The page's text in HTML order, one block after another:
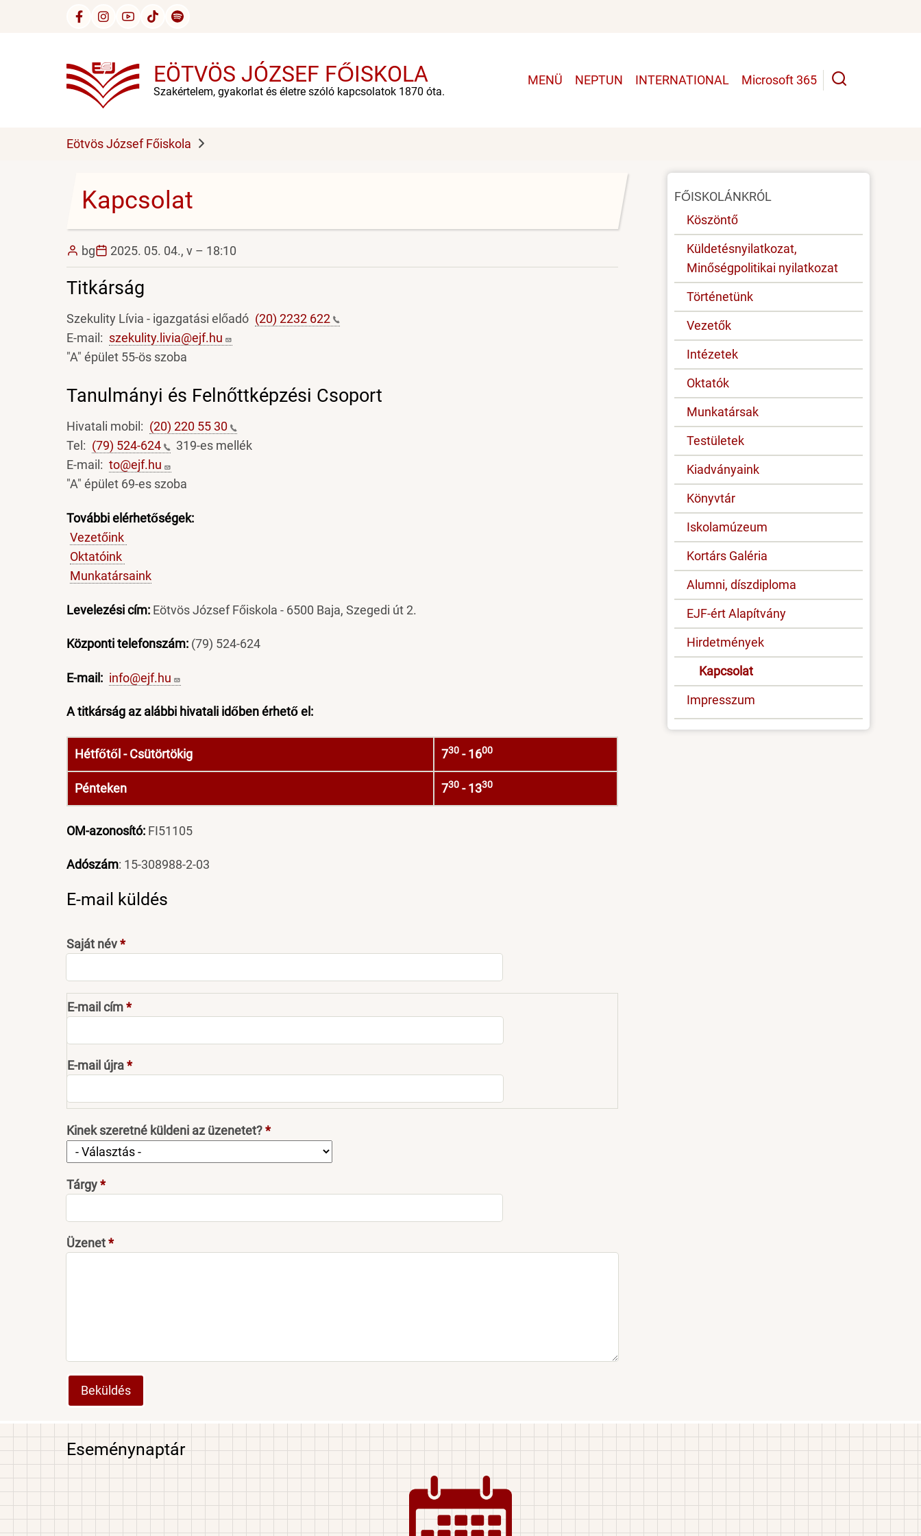
EÖTVÖS JÓZSEF FŐISKOLA
Szakértelem, gyakorlat és életre szóló kapcsolatok 1870 óta.
Main
MENÜ NEPTUN INTERNATIONAL Microsoft 365
Eötvös József Főiskola
Kapcsolat
bg 2025. 05. 04., v – 18:10
Titkárság
Szekulity Lívia - igazgatási előadó (20) 2232 622
E-mail: szekulity.livia@ejf.hu
"A" épület 55-ös szoba
Tanulmányi és Felnőttképzési Csoport
Hivatali mobil: (20) 220 55 30
Tel: (79) 524-624
319-es mellék
E-mail: to@ejf.hu
"A" épület 69-es szoba
További elérhetőségek:
Vezetőink
Oktatóink
Munkatársaink
Levelezési cím: Eötvös József Főiskola - 6500 Baja, Szegedi út 2.
Központi telefonszám: (79) 524-624
E-mail: info@ejf.hu
A titkárság az alábbi hivatali időben érhető el:
Hétfőtől - Csütörtökig 730 - 1600
Pénteken 730 - 1330
OM-azonosító: FI51105
Adószám: 15-308988-2-03
E-mail küldés
Saját név
E-
mail
cím
E-mail cím
E-mail újra
Kinek szeretné küldeni az üzenetet?
Tárgy
Üzenet
Oldal
menü
FŐISKOLÁNKRÓL
Köszöntő
Küldetésnyilatkozat,
Minőségpolitikai nyilatkozat
Történetünk
Vezetők
Intézetek
Oktatók
Munkatársak
Testületek
Kiadványaink
Könyvtár
Iskolamúzeum
Kortárs Galéria
Alumni, díszdiploma
EJF-ért Alapítvány
Hirdetmények
Kapcsolat
Impresszum
Eseménynaptár